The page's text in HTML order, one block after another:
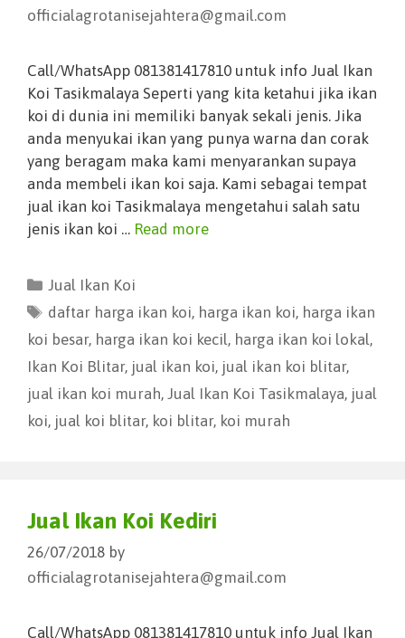
officialagrotanisejahtera@gmail.com
Call/WhatsApp 081381417810 untuk info Jual Ikan
Koi Tasikmalaya Seperti yang kita ketahui jika ikan
koi di dunia ini memiliki banyak sekali jenis. Jika
anda menyukai ikan yang punya warna dan corak
yang beragam maka kami menyarankan supaya
anda membeli ikan koi saja. Kami sebagai tempat
jual ikan koi Tasikmalaya mengetahui salah satu
jenis ikan koi … Read more
Jual Ikan Koi
daftar harga ikan koi, harga ikan koi, harga ikan
koi besar, harga ikan koi kecil, harga ikan koi lokal,
Ikan Koi Blitar, jual ikan koi, jual ikan koi blitar,
jual ikan koi murah, Jual Ikan Koi Tasikmalaya, jual
koi, jual koi blitar, koi blitar, koi murah
Jual Ikan Koi Kediri
26/07/2018 by
officialagrotanisejahtera@gmail.com
Call/WhatsApp 081381417810 untuk info Jual Ikan